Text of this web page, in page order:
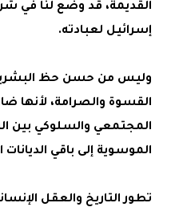
القديمة، قد وضع لنا في
إسرائيل لعبادته.
وليس من حسن حظ البشرية
القسوة والصرامة، لأنها
المجتمعي والسلوكي بين
الموسوية إلى باقي
تطور التاريخ والعقل